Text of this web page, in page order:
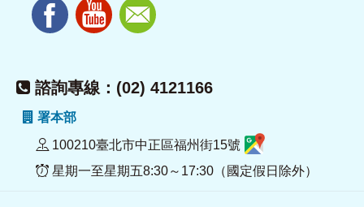
諮詢專線：(02) 4121166
署本部
100210臺北市中正區福州街15號
星期一至星期五8:30～17:30（國定假日除外）